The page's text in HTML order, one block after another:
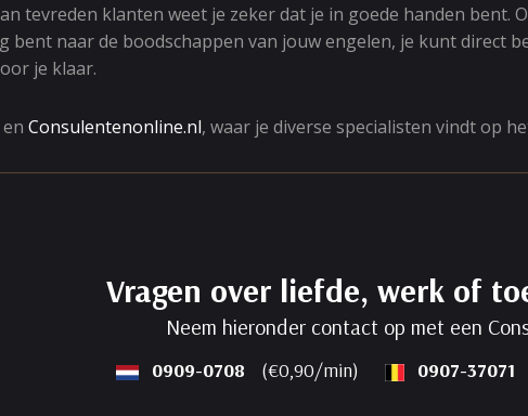
tevreden klanten weet je zeker dat je in goede handen
naar de boodschappen van jouw engelen, je kunt direct
je klaar.
en Consulentenonline.nl, waar je diverse specialisten vindt op
Vragen over liefde, werk of
Neem hieronder contact op met een
0909-0708 (€0,90/min) 0907-37071